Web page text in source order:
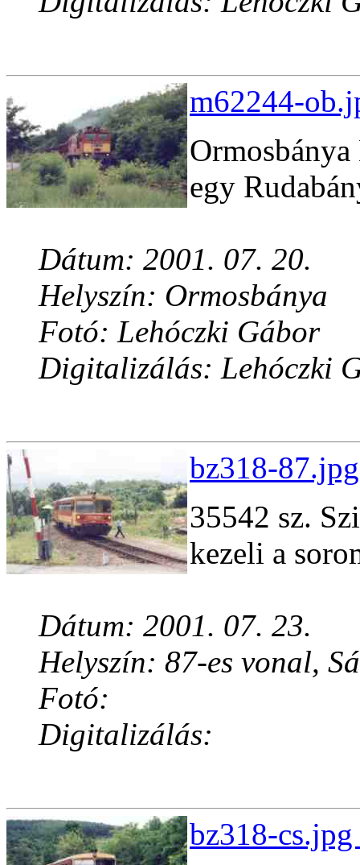
m62244-
egy
Dátum: 2001. 07. 20.
Helyszín: Ormosbánya
Fotó: Lehóczki Gábor
Digitalizálás: Lehóczki
bz318-
35542 sz.
kezeli a
Dátum: 2001. 07. 23.
Helyszín: 87-es vonal,
Fotó:
Digitalizálás:
bz318-